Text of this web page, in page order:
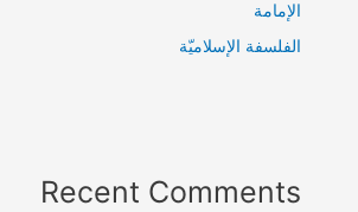
الإمامة
الفلسفة الإسلاميّة
Recent Comments